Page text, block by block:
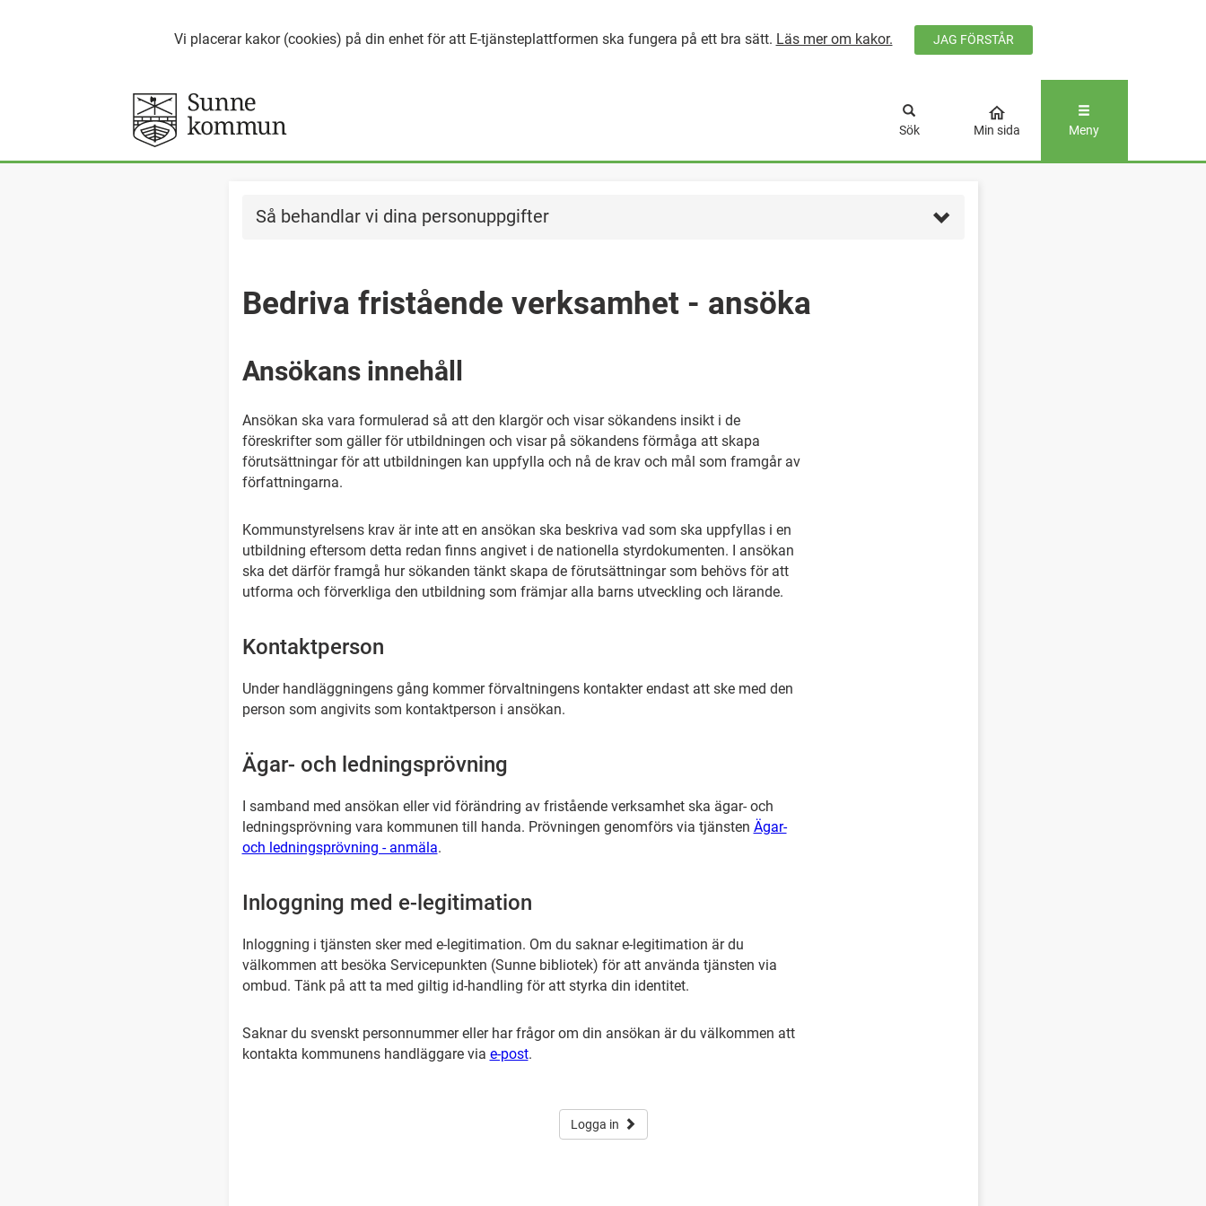
Vi placerar kakor (cookies) på din enhet för att E-tjänsteplattformen ska fungera på ett bra sätt. Läs mer om kakor. JAG FÖRSTÅR
Sök Min sida Meny
Så behandlar vi dina personuppgifter
Bedriva fristående verksamhet - ansöka
Ansökans innehåll
Ansökan ska vara formulerad så att den klargör och visar sökandens insikt i de
föreskrifter som gäller för utbildningen och visar på sökandens förmåga att skapa
förutsättningar för att utbildningen kan uppfylla och nå de krav och mål som framgår av
författningarna.
Kommunstyrelsens krav är inte att en ansökan ska beskriva vad som ska uppfyllas i en
utbildning eftersom detta redan finns angivet i de nationella styrdokumenten. I ansökan
ska det därför framgå hur sökanden tänkt skapa de förutsättningar som behövs för att
utforma och förverkliga den utbildning som främjar alla barns utveckling och lärande.
Kontaktperson
Under handläggningens gång kommer förvaltningens kontakter endast att ske med den
person som angivits som kontaktperson i ansökan.
Ägar- och ledningsprövning
I samband med ansökan eller vid förändring av fristående verksamhet ska ägar- och
ledningsprövning vara kommunen till handa. Prövningen genomförs via tjänsten Ägar-
och ledningsprövning - anmäla.
Inloggning med e-legitimation
Inloggning i tjänsten sker med e-legitimation. Om du saknar e-legitimation är du
välkommen att besöka Servicepunkten (Sunne bibliotek) för att använda tjänsten via
ombud. Tänk på att ta med giltig id-handling för att styrka din identitet.
Saknar du svenskt personnummer eller har frågor om din ansökan är du välkommen att
kontakta kommunens handläggare via e-post.
Logga in